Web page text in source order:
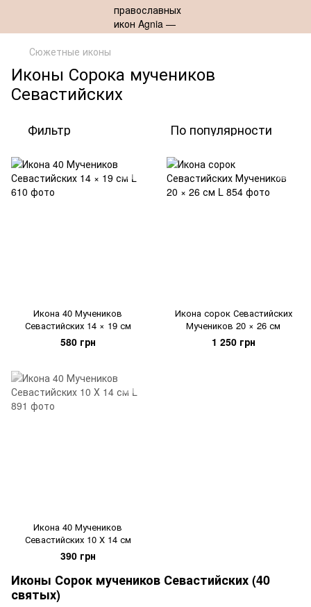
Сюжетные иконы
Иконы Сорока мучеников
Севастийских
Фильтр По популярности
Икона 40 Мучеников
Севастийских 14 × 19 см
580 грн
Икона сорок Севастийских
Мучеников 20 × 26 см
1 250 грн
Икона 40 Мучеников
Севастийских 10 Х 14 см
390 грн
Иконы Сорок мучеников Севастийских (40
святых)